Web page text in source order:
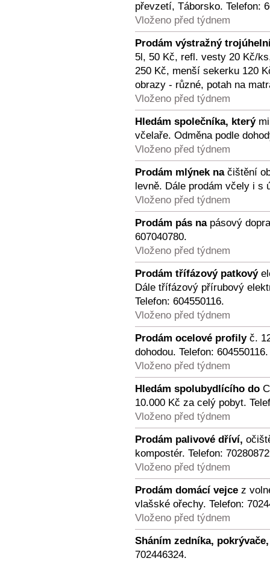
převzetí, Táborsko. Telefon:
Vloženo před týdnem
Prodám výstražný
5l, 50 Kč, refl. vesty 20 Kč/
250 Kč, menší sekerku 120
obrazy - různé, potah na
Vloženo před týdnem
Hledám společníka, kterými
včelaře. Odměna podle
Vloženo před týdnem
Prodám mlýnek načištění
levně. Dále prodám včely i s
Vloženo před týdnem
Prodám pás napásový
607040780.
Vloženo před týdnem
Prodám třífázový patkový
Dále třífázový přírubový
Telefon: 604550116.
Vloženo před týdnem
Prodám ocelové profilyč.
dohodou. Telefon: 604550116.
Vloženo před týdnem
Hledám spolubydlícího do
10.000 Kč za celý pobyt.
Vloženo před týdnem
Prodám palivové dříví,
kompostér. Telefon:
Vloženo před týdnem
Prodám domácí vejce z
vlašské ořechy. Telefon:
Vloženo před týdnem
Sháním zedníka, pokrývače,
702446324.